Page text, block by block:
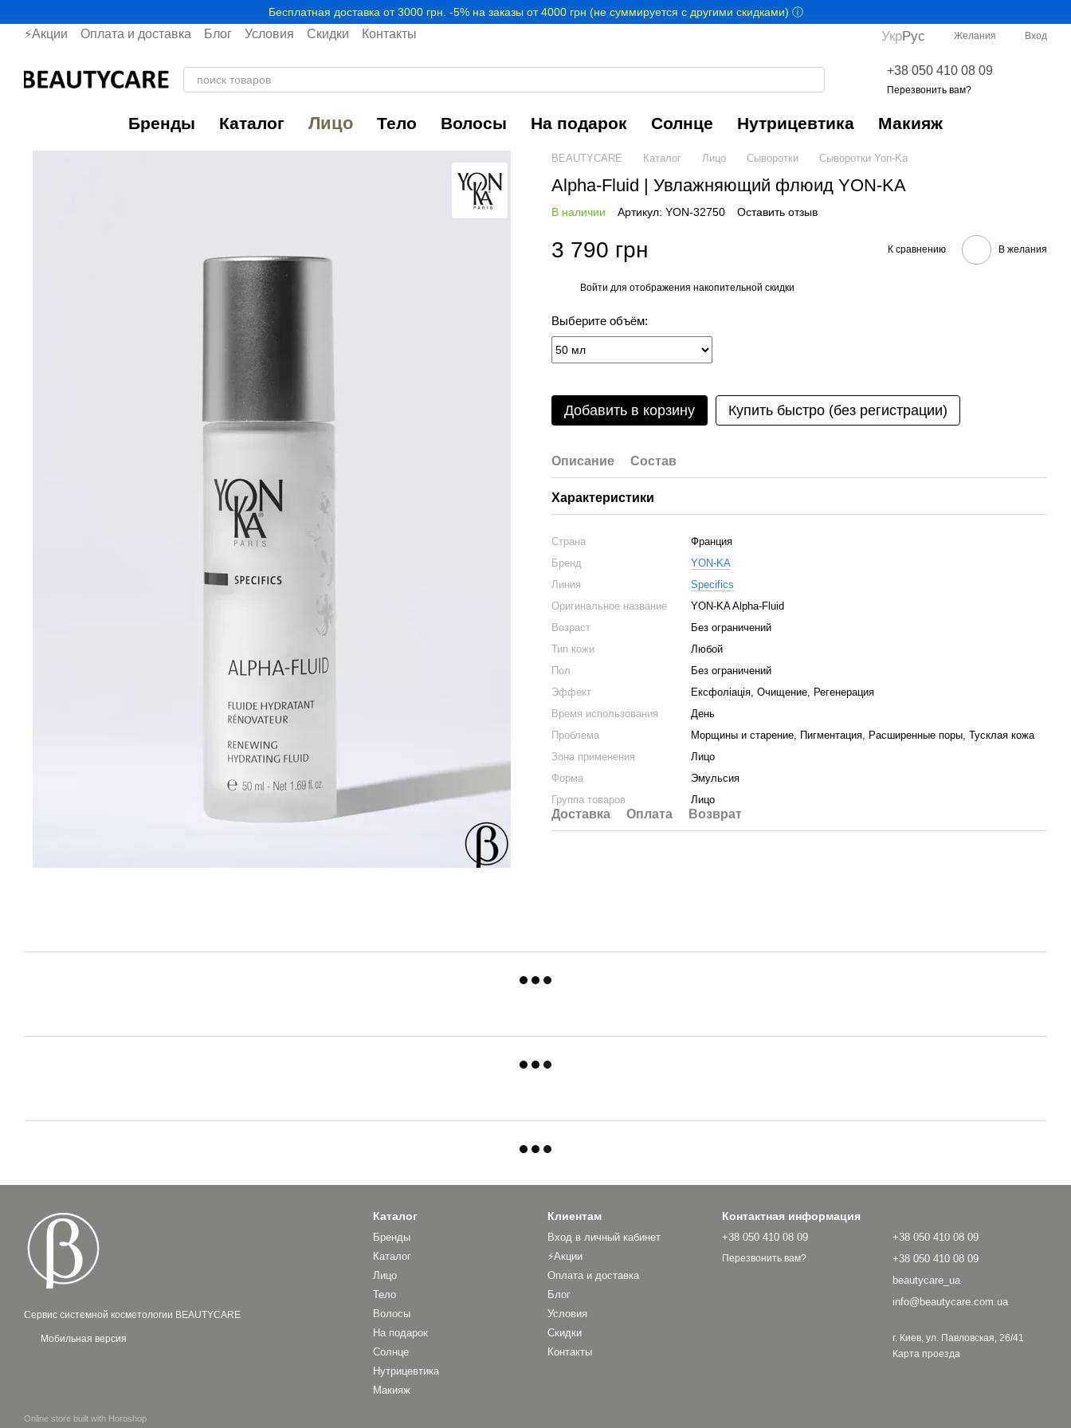
Бесплатная доставка от 3000 грн. -5% на заказы от 4000 грн (не суммируется с другими скидками) ⓘ
⚡Акции Оплата и доставка Блог Условия Скидки Контакты УкрРус Желания Вход
+38 050 410 08 09
Перезвонить вам?
Бренды Каталог Лицо Тело Волосы На подарок Солнце Нутрицевтика Макияж
BEAUTYCARE Каталог Лицо Сыворотки Сыворотки Yon-Ka
Alpha-Fluid | Увлажняющий флюид YON-KA
В наличии Артикул: YON-32750 Оставить отзыв
3 790 грн К сравнению В желания
Войти для отображения накопительной скидки
Выберите объём:
Добавить в корзину Купить быстро (без регистрации)
Описание Состав
Характеристики
Страна
Франция
Бренд
YON-KA
Линия
Specifics
Оригинальное название
YON-KA Alpha-Fluid
Возраст
Без ограничений
Тип кожи
Любой
Пол
Без ограничений
Эффект
Ексфоліація, Очищение, Регенерация
Время использования
День
Проблема
Морщины и старение, Пигментация, Расширенные поры, Тусклая кожа
Зона применения
Лицо
Форма
Эмульсия
Группа товаров
Лицо
Доставка Оплата Возврат
Сервис системной косметологии BEAUTYCARE
Мобильная версия
Online store built with Horoshop
Каталог
Бренды
Каталог
Лицо
Тело
Волосы
На подарок
Солнце
Нутрицевтика
Макияж
Клиентам
Вход в личный кабинет
⚡Акции
Оплата и доставка
Блог
Условия
Скидки
Контакты
Контактная информация
+38 050 410 08 09
Перезвонить вам?
+38 050 410 08 09
+38 050 410 08 09
beautycare_ua
info@beautycare.com.ua
г. Киев, ул. Павловская, 26/41
Карта проезда